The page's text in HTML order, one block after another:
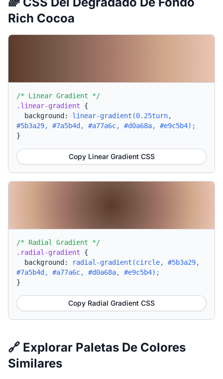
Rich Cocoa
/* Linear Gradient */
.linear-gradient {
background: linear-gradient(0.25turn,
#5b3a29, #7a5b4d, #a77a6c, #d0a68a, #e9c5b4);
}
Copy Linear Gradient CSS
/* Radial Gradient */
.radial-gradient {
background:
radial-gradient(circle, #5b3a29,
#7a5b4d, #a77a6c, #d0a68a, #e9c5b4);
}
Copy Radial Gradient CSS
🔗 Explorar Paletas De Colores
Similares